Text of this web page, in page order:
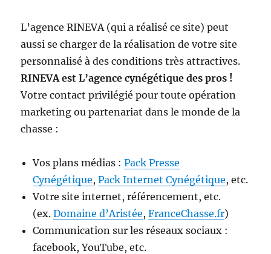
L’agence RINEVA (qui a réalisé ce site) peut
aussi se charger de la réalisation de votre site
personnalisé à des conditions très attractives.
RINEVA est L’agence cynégétique des pros !
Votre contact privilégié pour toute opération
marketing ou partenariat dans le monde de la
chasse :
Vos plans médias :Pack Presse
Cynégétique,Pack Internet Cynégétique, etc.
Votre site internet, référencement, etc.
(ex.Domaine d’Aristée,FranceChasse.fr)
Communication sur les réseaux sociaux :
facebook, YouTube, etc.